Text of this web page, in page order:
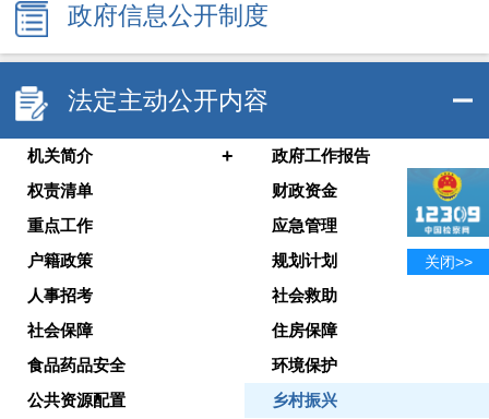
政府信息公开制度
法定主动公开内容
机关简介 +
政府工作报告
权责清单
财政资金
重点工作
应急管理
户籍政策
规划计划
人事招考
社会救助
社会保障
住房保障
食品药品安全
环境保护
公共资源配置
乡村振兴
关闭>>